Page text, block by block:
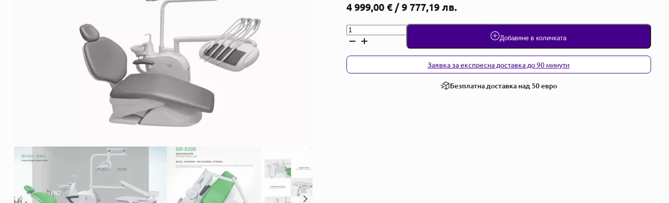
4 999,00 €/ 9 777,19 лв.
количество
за
Юнит
Добавяне в количката
Заявка за експресна доставка до 90 минути
Безплатна доставка над 50 евро